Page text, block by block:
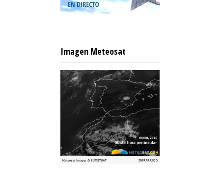
Imagen Meteosat